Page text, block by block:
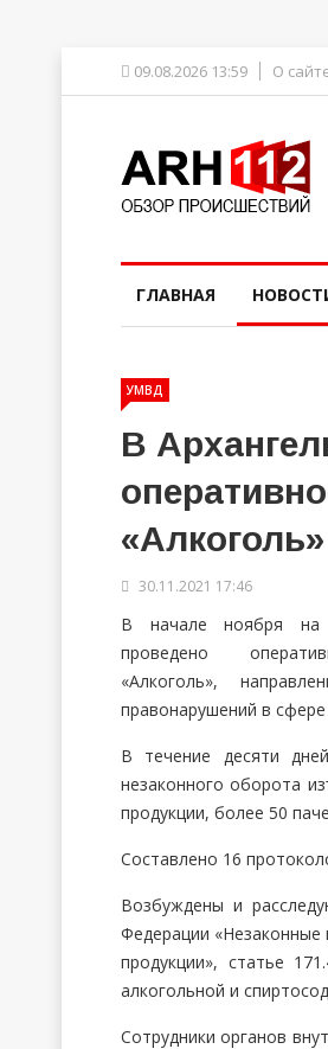
09.08.2026 13:59 О
ГЛАВНАЯ
УМВД
В
«Алкоголь»
30.11.2021 17:46
В начале ноября на
проведено
«Алкоголь»,
правонарушений в
В течение десяти
незаконного оборота
продукции, более 50
Составлено 16
Возбуждены и
Федерации «Незаконные
продукции», статье
алкогольной и
Сотрудники органов